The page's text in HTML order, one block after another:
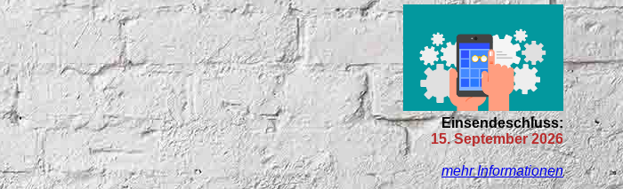
Einsendeschluss:
15. September 2026
mehr Informationen